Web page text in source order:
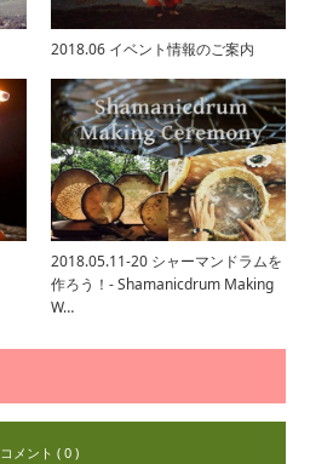
2018.06 イベント情報のご案内
2018.05.11-20 シャーマンドラムを
作ろう！- Shamanicdrum Making
W…
コメント ( 0 )